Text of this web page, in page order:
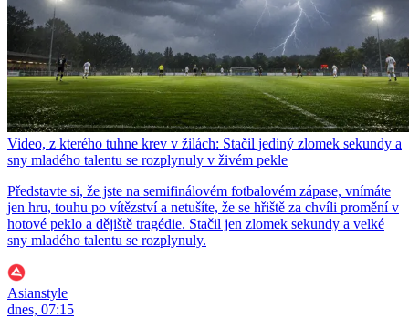
Video, z kterého tuhne krev v žilách: Stačil jediný zlomek sekundy a
sny mladého talentu se rozplynuly v živém pekle
Představte si, že jste na semifinálovém fotbalovém zápase, vnímáte
jen hru, touhu po vítězství a netušíte, že se hřiště za chvíli promění v
hotové peklo a dějiště tragédie. Stačil jen zlomek sekundy a velké
sny mladého talentu se rozplynuly.
Asianstyle
dnes, 07:15